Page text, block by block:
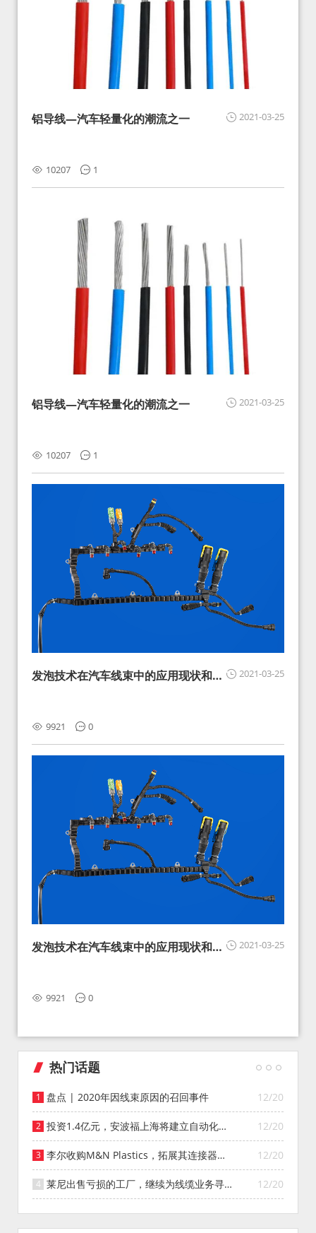
2021-03-25
铝导线—汽车轻量化的潮流之一
10207 1
2021-03-25
铝导线—汽车轻量化的潮流之一
10207 1
2021-03-25
发泡技术在汽车线束中的应用现状和展
9921 0
2021-03-25
发泡技术在汽车线束中的应用现状和展
9921 0
热门话题
12/20
盘点 | 2020年因线束原因的召回事件
12/20
投资1.4亿元，安波福上海将建立自动化智
能仓库
12/20
李尔收购M&N Plastics，拓展其连接器系
统业务
12/20
莱尼出售亏损的工厂，继续为线缆业务寻找
投资者